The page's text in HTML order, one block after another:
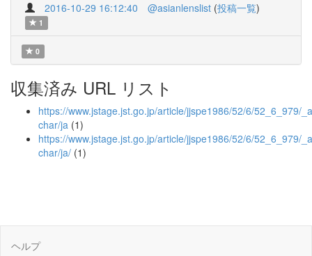
2016-10-29 16:12:40 @asianlenslist (投稿一覧)
1
0
収集済み URL リスト
https://www.jstage.jst.go.jp/article/jjspe1986/52/6/52_6_979/
char/ja (1)
https://www.jstage.jst.go.jp/article/jjspe1986/52/6/52_6_979/
char/ja/ (1)
ヘルプ